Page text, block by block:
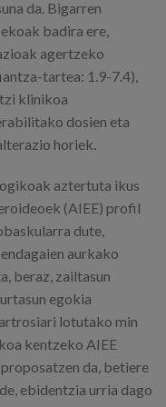
da. Bigarren
badira ere,
agertzeko
tartea: 1.9-7.4),
klinikoa
dosien eta
horiek.
aztertuta ikus
(AIEE) profil
dute,
aurkako
beraz, zailtasun
egokia
lotutako min
kentzeko AIEE
da, betiere
ebidentzia urria dago